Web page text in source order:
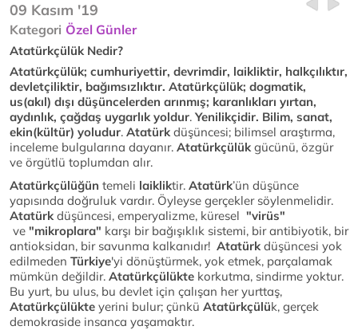
09 Kasım '19
Kategori Özel Günler
Atatürkçülük Nedir?
Atatürkçülük; cumhuriyettir, devrimdir, laikliktir, halkçılıktır,
devletçiliktir, bağımsızlıktır. Atatürkçülük; dogmatik,
us(akıl) dışı düşüncelerden arınmış; karanlıkları yırtan,
aydınlık, çağdaş uygarlık yoldur. Yenilikçidir. Bilim, sanat,
ekin(kültür) yoludur. Atatürkdüşüncesi; bilimsel araştırma,
inceleme bulgularına dayanır. Atatürkçülükgücünü, özgür
ve örgütlü toplumdan alır.
Atatürkçülüğün temeli laikliktir. Atatürk’ün düşünce
yapısında doğruluk vardır. Öyleyse gerçekler söylenmelidir.
Atatürkdüşüncesi, emperyalizme, küresel "virüs"
ve "mikroplara" karşı bir bağışıklık sistemi, bir antibiyotik, bir
antioksidan, bir savunma kalkanıdır! Atatürkdüşüncesi yok
edilmeden Türkiye'yi dönüştürmek, yok etmek, parçalamak
mümkün değildir. Atatürkçülükte korkutma, sindirme yoktur.
Bu yurt, bu ulus, bu devlet için çalışan her yurttaş,
Atatürkçülükte yerini bulur; çünkü Atatürkçülük, gerçek
demokraside insanca yaşamaktır.